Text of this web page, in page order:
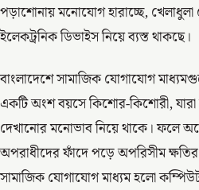
পড়াশোনায় মনোযোগ হারাচ্ছে, খেলাধুলা
ইলেকট্রনিক ডিভাইস নিয়ে ব্যস্ত থাকছে।
বাংলাদেশে সামাজিক যোগাযোগ
একটি অংশ বয়সে কিশোর-কিশোরী,
দেখানোর মনোভাব নিয়ে থাকে। ফলে
অপরাধীদের ফাঁদে পড়ে অপরিসীম
সামাজিক যোগাযোগ মাধ্যম হলো